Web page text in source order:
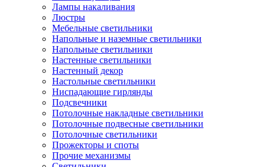
Лампы накаливания
Люстры
Мебельные светильники
Напольные и наземные светильники
Напольные светильники
Настенные светильники
Настенный декор
Настольные светильники
Ниспадающие гирлянды
Подсвечники
Потолочные накладные светильники
Потолочные подвесные светильники
Потолочные светильники
Прожекторы и споты
Прочие механизмы